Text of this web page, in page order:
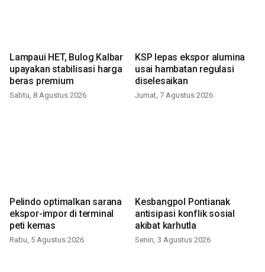
Lampaui HET, Bulog Kalbar
upayakan stabilisasi harga
beras premium
Sabtu, 8 Agustus 2026
KSP lepas ekspor alumina
usai hambatan regulasi
diselesaikan
Jumat, 7 Agustus 2026
Pelindo optimalkan sarana
ekspor-impor di terminal
peti kemas
Rabu, 5 Agustus 2026
Kesbangpol Pontianak
antisipasi konflik sosial
akibat karhutla
Senin, 3 Agustus 2026